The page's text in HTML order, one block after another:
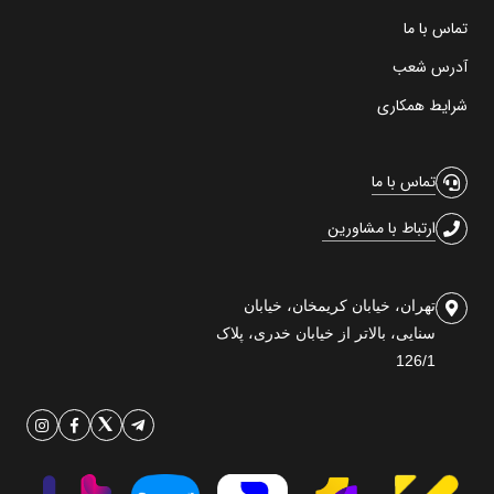
تماس با ما
آدرس شعب
شرایط همکاری
تماس با ما
ارتباط با مشاورین
تهران، خیابان کریمخان، خیابان
سنایی، بالاتر از خیابان خدری، پلاک
126/1